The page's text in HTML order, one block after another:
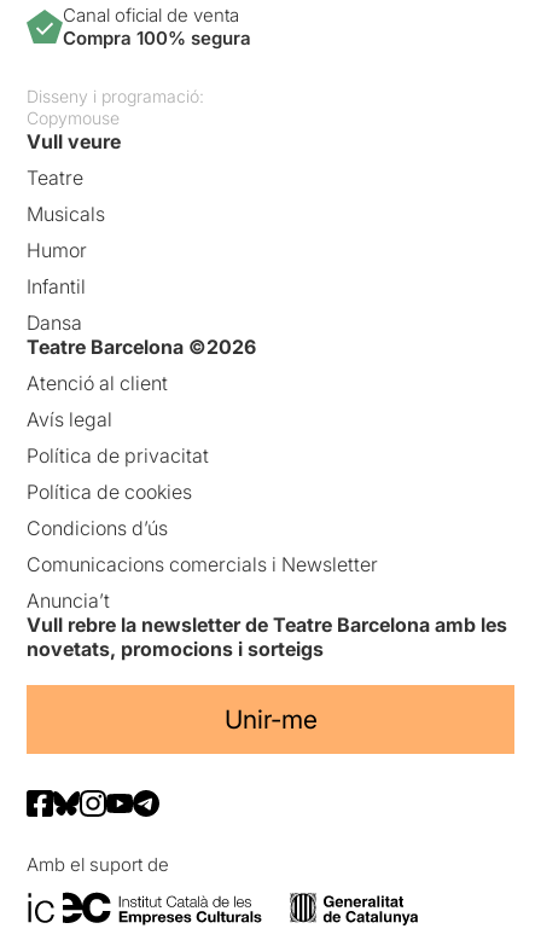
Canal oficial de venta
Compra 100% segura
Disseny i programació:
Copymouse
Vull veure
Teatre
Musicals
Humor
Infantil
Dansa
Teatre Barcelona ©2026
Atenció al client
Avís legal
Política de privacitat
Política de cookies
Condicions d’ús
Comunicacions comercials i Newsletter
Anuncia’t
Vull rebre la newsletter de Teatre Barcelona amb les
novetats, promocions i sorteigs
Unir-me
Amb el suport de